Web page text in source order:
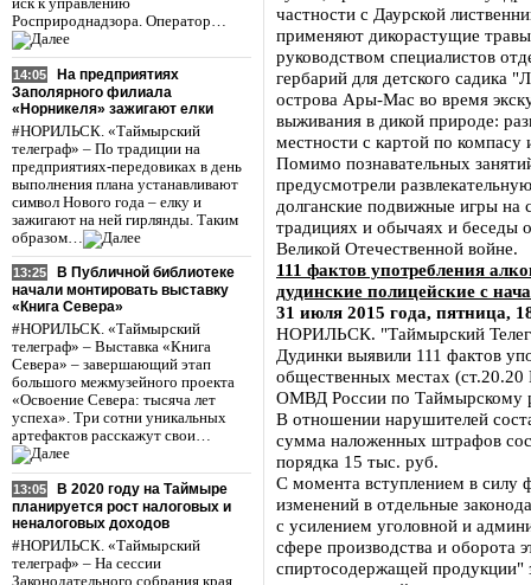
Росприроднадзора. Оператор…
14:05
На предприятиях
Заполярного филиала
«Норникеля» зажигают елки
#НОРИЛЬСК. «Таймырский
телеграф» – По традиции на
предприятиях-передовиках в день
выполнения плана устанавливают
символ Нового года – елку и
зажигают на ней гирлянды. Таким
образом…
13:25
В Публичной библиотеке
начали монтировать выставку
«Книга Севера»
#НОРИЛЬСК. «Таймырский
телеграф» – Выставка «Книга
Севера» – завершающий этап
большого межмузейного проекта
«Освоение Севера: тысяча лет
успеха». Три сотни уникальных
артефактов расскажут свои…
13:05
В 2020 году на Таймыре
планируется рост налоговых и
неналоговых доходов
#НОРИЛЬСК. «Таймырский
телеграф» – На сессии
Законодательного собрания края
частности с Даурской
применяют дикорастущие
руководством специалистов
гербарий для детского садика
острова Ары-Мас во время
выживания в дикой природе:
местности с картой по компасу
Помимо познавательных
предусмотрели
долганские подвижные игры
традициях и обычаях и беседы
Великой Отечественной войне.
111 фактов употребления
дудинские полицейские с
31 июля 2015 года, пятница,
НОРИЛЬСК. "Таймырский
Дудинки выявили 111 фактов
общественных местах
ОМВД России по Таймырскому
В отношении нарушителей
сумма наложенных штрафов
порядка 15 тыс. руб.
С момента вступлением в силу
изменений в отдельные
с усилением уголовной и
сфере производства и оборота
спиртосодержащей продукции"